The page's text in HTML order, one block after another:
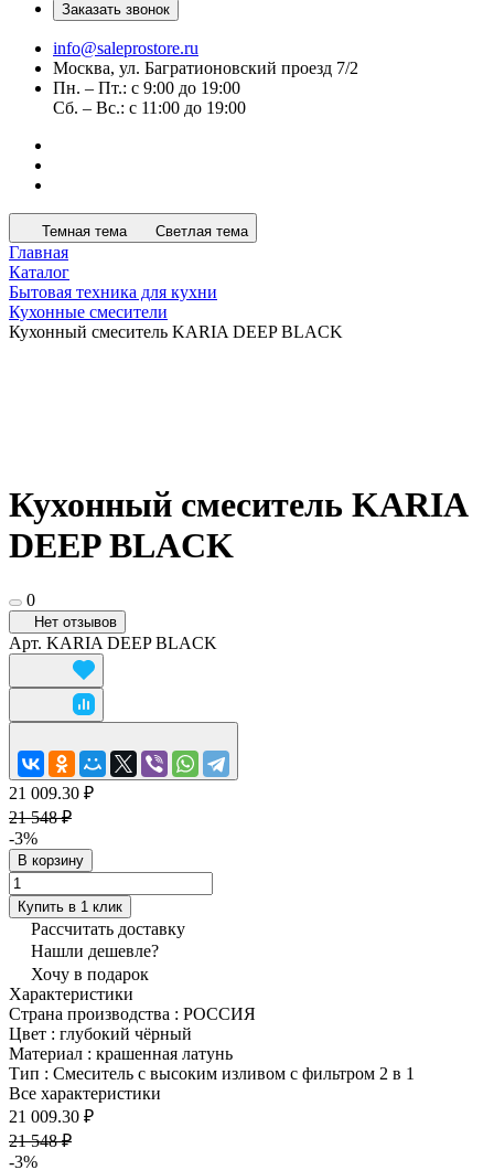
Заказать звонок
info@saleprostore.ru
Москва, ул. Багратионовский проезд 7/2
Пн. – Пт.: с 9:00 до 19:00
Сб. – Вс.: с 11:00 до 19:00
Темная тема Светлая тема
Главная
Каталог
Бытовая техника для кухни
Кухонные смесители
Кухонный смеситель KARIA DEEP BLACK
Кухонный смеситель KARIA
DEEP BLACK
0
Нет отзывов
Арт. KARIA DEEP BLACK
21 009.30 ₽
21 548 ₽
-3%
В корзину
Купить в 1 клик
Рассчитать доставку
Нашли дешевле?
Хочу в подарок
Характеристики
Страна производства : РОССИЯ
Цвет : глубокий чёрный
Материал : крашенная латунь
Тип : Смеситель с высоким изливом с фильтром 2 в 1
Все характеристики
21 009.30 ₽
21 548 ₽
-3%